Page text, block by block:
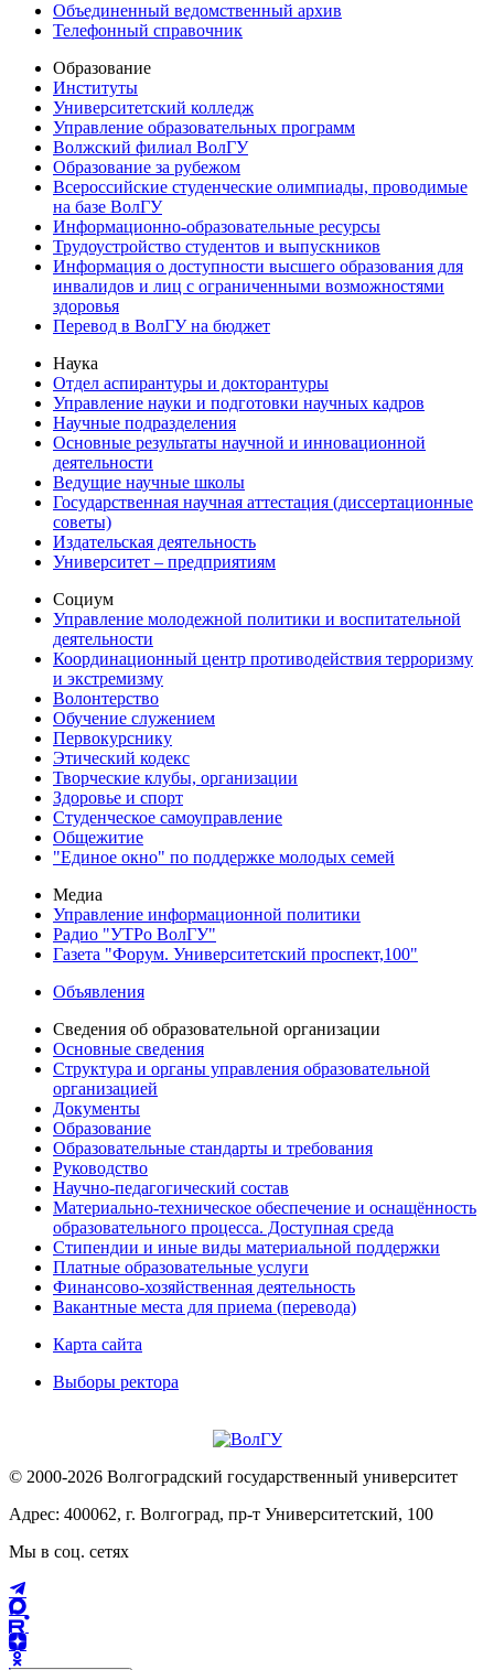
Объединенный ведомственный архив
Телефонный справочник
Образование
Институты
Университетский колледж
Управление образовательных программ
Волжский филиал ВолГУ
Образование за рубежом
Всероссийские студенческие олимпиады, проводимые
на базе ВолГУ
Информационно-образовательные ресурсы
Трудоустройство студентов и выпускников
Информация о доступности высшего образования для
инвалидов и лиц с ограниченными возможностями
здоровья
Перевод в ВолГУ на бюджет
Наука
Отдел аспирантуры и докторантуры
Управление науки и подготовки научных кадров
Научные подразделения
Основные результаты научной и инновационной
деятельности
Ведущие научные школы
Государственная научная аттестация (диссертационные
советы)
Издательская деятельность
Университет – предприятиям
Социум
Управление молодежной политики и воспитательной
деятельности
Координационный центр противодействия терроризму
и экстремизму
Волонтерство
Обучение служением
Первокурснику
Этический кодекс
Творческие клубы, организации
Здоровье и спорт
Студенческое самоуправление
Общежитие
"Единое окно" по поддержке молодых семей
Медиа
Управление информационной политики
Радио "УТРо ВолГУ"
Газета "Форум. Университетский проспект,100"
Объявления
Сведения об образовательной организации
Основные сведения
Структура и органы управления образовательной
организацией
Документы
Образование
Образовательные стандарты и требования
Руководство
Научно-педагогический состав
Материально-техническое обеспечение и оснащённость
образовательного процесса. Доступная среда
Стипендии и иные виды материальной поддержки
Платные образовательные услуги
Финансово-хозяйственная деятельность
Вакантные места для приема (перевода)
Карта сайта
Выборы ректора
© 2000-2026 Волгоградский государственный университет
Адрес: 400062, г. Волгоград, пр-т Университетский, 100
Мы в соц. сетях